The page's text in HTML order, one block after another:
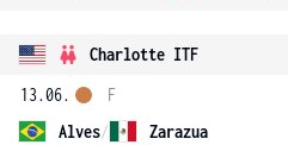
Charlotte ITF
13.06.
Alves/
Zarazua
F